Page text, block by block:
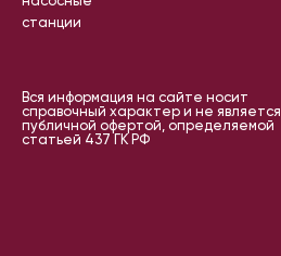
станции
Вся информация на сайте носит
справочный характер и не является
публичной офертой, определяемой
статьей 437 ГК РФ